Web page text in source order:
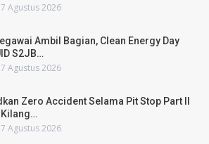
7 Agustus 2026
Ambil Bagian, Clean Energy Day
S2JB…
7 Agustus 2026
Zero Accident Selama Pit Stop Part II
Kilang…
7 Agustus 2026